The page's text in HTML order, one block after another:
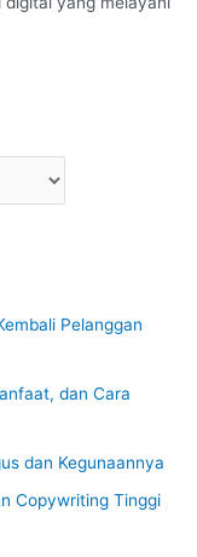
Pelanggan
dan Cara
dan Kegunaannya
Copywriting Tinggi